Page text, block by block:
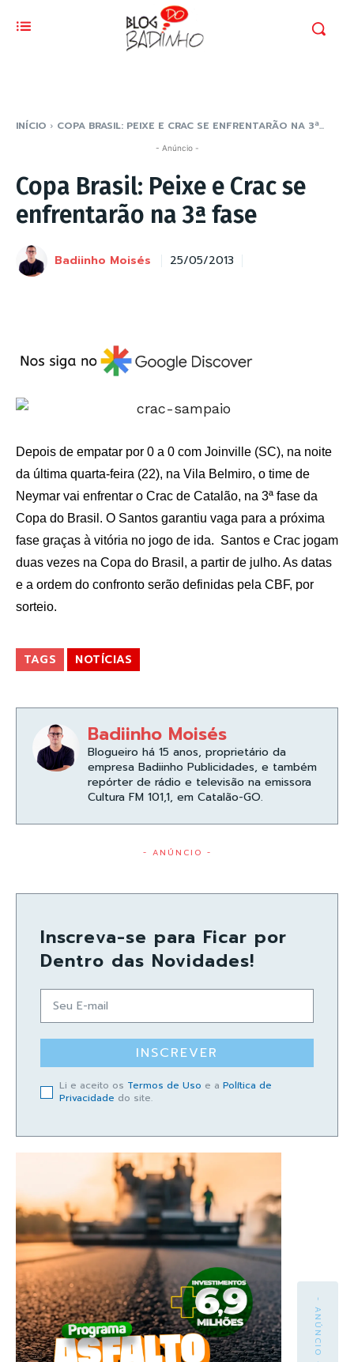
INÍCIO COPA BRASIL: PEIXE E CRAC SE ENFRENTARÃO NA 3ª...
- Anúncio -
Copa Brasil: Peixe e Crac se
enfrentarão na 3ª fase
Badiinho Moisés 25/05/2013
Depois de empatar por 0 a 0 com Joinville (SC), na noite
da última quarta-feira (22), na Vila Belmiro, o time de
Neymar vai enfrentar o Crac de Catalão, na 3ª fase da
Copa do Brasil. O Santos garantiu vaga para a próxima
fase graças à vitória no jogo de ida. Santos e Crac jogam
duas vezes na Copa do Brasil, a partir de julho. As datas
e a ordem do confronto serão definidas pela CBF, por
sorteio.
TAGS NOTÍCIAS
Badiinho Moisés
Blogueiro há 15 anos, proprietário da
empresa Badiinho Publicidades, e também
repórter de rádio e televisão na emissora
Cultura FM 101,1, em Catalão-GO.
- ANÚNCIO -
Inscreva-se para Ficar por
Dentro das Novidades!
INSCREVER
Li e aceito os Termos de Uso e a Política de
Privacidade do site.
- ANÚNCIO -